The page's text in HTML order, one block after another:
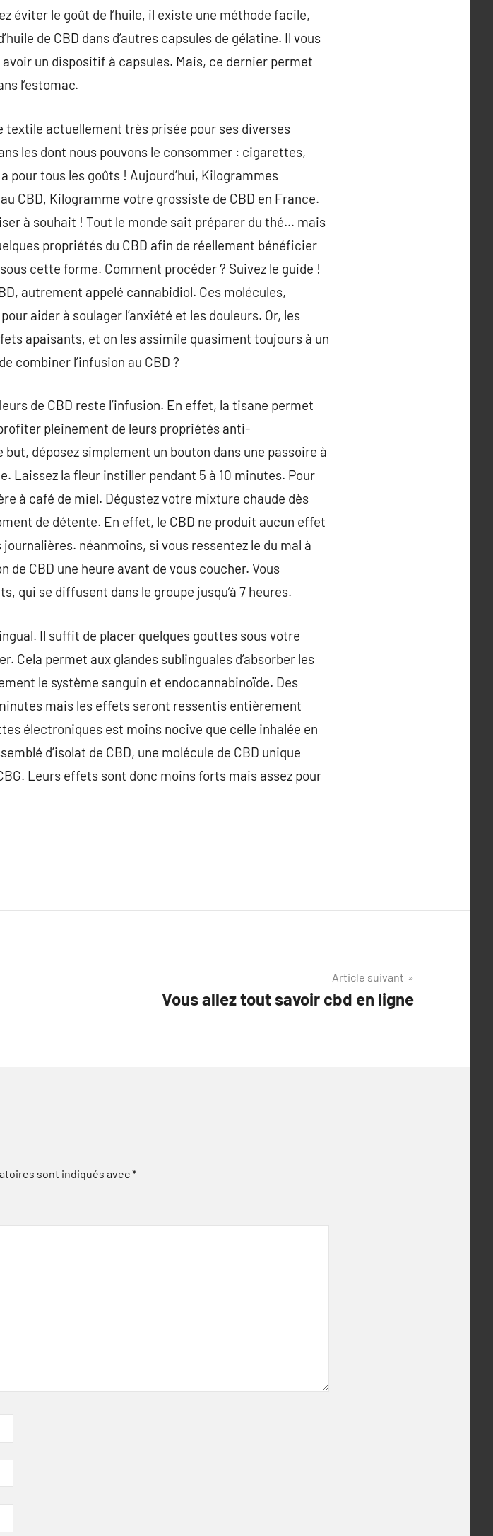
éviter le goût de l’huile, il existe une méthode facile,
de CBD dans d’autres capsules de gélatine. Il vous
un dispositif à capsules. Mais, ce dernier permet
l’estomac.
textile actuellement très prisée pour ses diverses
les dont nous pouvons le consommer : cigarettes,
tous les goûts ! Aujourd’hui, Kilogrammes
CBD, Kilogramme votre grossiste de CBD en France.
à souhait ! Tout le monde sait préparer du thé… mais
propriétés du CBD afin de réellement bénéficier
cette forme. Comment procéder ? Suivez le guide !
autrement appelé cannabidiol. Ces molécules,
aider à soulager l’anxiété et les douleurs. Or, les
apaisants, et on les assimile quasiment toujours à un
combiner l’infusion au CBD ?
de CBD reste l’infusion. En effet, la tisane permet
pleinement de leurs propriétés anti-
déposez simplement un bouton dans une passoire à
Laissez la fleur instiller pendant 5 à 10 minutes. Pour
à café de miel. Dégustez votre mixture chaude dès
de détente. En effet, le CBD ne produit aucun effet
néanmoins, si vous ressentez le du mal à
CBD une heure avant de vous coucher. Vous
qui se diffusent dans le groupe jusqu’à 7 heures.
Il suffit de placer quelques gouttes sous votre
Cela permet aux glandes sublinguales d’absorber les
le système sanguin et endocannabinoïde. Des
mais les effets seront ressentis entièrement
électroniques est moins nocive que celle inhalée en
d’isolat de CBD, une molécule de CBD unique
Leurs effets sont donc moins forts mais assez pour
Article suivant
Vous allez tout savoir cbd en ligne
sont indiqués avec*